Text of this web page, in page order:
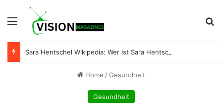
Menu
Home / Gesundheit
Gesundheit